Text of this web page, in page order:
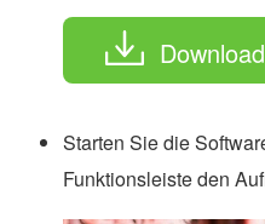
Download
Starten Sie die
Funktionsleiste den